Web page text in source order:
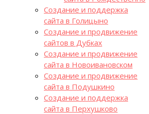
Создание и поддержка
сайта в Голицыно
Создание и продвижение
сайтов в Дубках
Создание и продвижение
сайта в Новоивановском
Создание и продвижение
сайта в Подушкино
Создание и поддержка
сайта в Перхушково